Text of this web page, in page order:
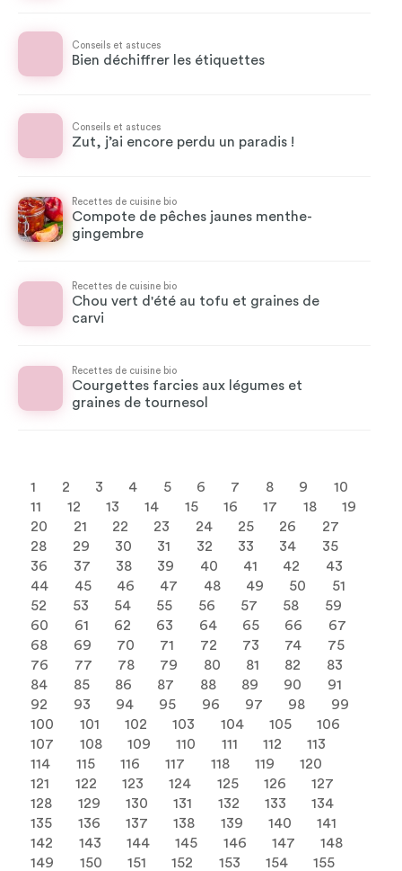
Conseils et astuces
Bien déchiffrer les étiquettes
Conseils et astuces
Zut, j’ai encore perdu un paradis !
Recettes de cuisine bio
Compote de pêches jaunes menthe-
gingembre
Recettes de cuisine bio
Chou vert d'été au tofu et graines de
carvi
Recettes de cuisine bio
Courgettes farcies aux légumes et
graines de tournesol
1 2 3 4 5 6 7 8 9
10
11
12 13 14 15 16 17 18
19
20
21 22 23 24 25 26
27
28
29 30 31 32 33 34
35
36
37 38 39 40 41 42
43
44
45 46 47 48 49 50
51
52
53 54 55 56 57 58
59
60
61 62 63 64 65 66
67
68
69 70 71 72 73 74
75
76
77 78 79 80 81 82
83
84
85 86 87 88 89 90
91
92
93 94 95 96 97 98
99
100
101 102 103 104 105
106
107
108 109 110 111 112
113
114
115 116 117 118 119
120
121
122 123 124 125 126
127
128
129 130 131 132 133
134
135
136 137 138 139 140
141
142
143 144 145 146 147
148
149
150 151 152 153 154
155